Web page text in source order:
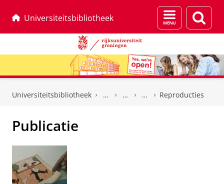
Universiteitsbibliotheek
Menu
en
Universiteitsbibliotheek Reproducties
Publicatie